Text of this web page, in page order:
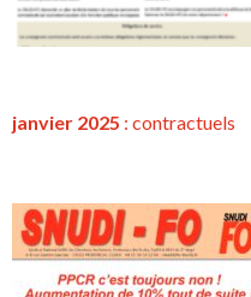
janvier 2025 : contractuels